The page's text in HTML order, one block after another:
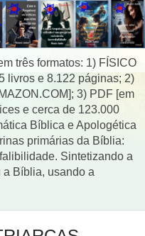
três formatos: 1) FÍSICO
livros e 8.122 páginas; 2)
3) PDF [em
e cerca de 123.000
Bíblica e Apologética
primárias da Bíblia:
Sintetizando a
Bíblia, usando a